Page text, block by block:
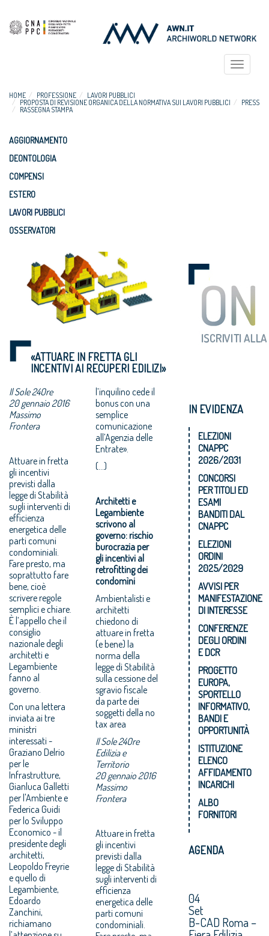
Toggle
HOME PROFESSIONE
LAVORI PUBBLICI
PROPOSTA DI REVISIONE ORGANICA DELLA NORMATIVA SUI LAVORI PUBBLICI
PRESS
RASSEGNA STAMPA
AGGIORNAMENTO
DEONTOLOGIA
COMPENSI
ESTERO
LAVORI PUBBLICI
OSSERVATORI
«ATTUARE IN FRETTA GLI
INCENTIVI AI RECUPERI EDILIZI»
Il Sole 24Ore
20 gennaio 2016
Massimo
Frontera
Attuare in fretta
gli incentivi
previsti dalla
legge di Stabilità
sugli interventi di
efficienza
energetica delle
parti comuni
condominiali.
Fare presto, ma
soprattutto fare
bene, cioè
scrivere regole
semplici e chiare.
È l’appello che il
consiglio
nazionale degli
architetti e
Legambiente
fanno al
governo.
Con una lettera
inviata ai tre
ministri
interessati -
Graziano Delrio
per le
Infrastrutture,
Gianluca Galletti
per l'Ambiente e
Federica Guidi
per lo Sviluppo
Economico - il
presidente degli
architetti,
Leopoldo Freyrie
e quello di
Legambiente,
Edoardo
Zanchini,
richiamano
l’inquilino cede il
bonus con una
semplice
comunicazione
all’Agenzia delle
Entrate».
(...)
Architetti e
Legambiente
scrivono al
governo: rischio
burocrazia per
gli incentivi al
retrofitting dei
condomìni
Ambientalisti e
architetti
chiedono di
attuare in fretta
(e bene) la
norma della
legge di Stabilità
sulla cessione del
sgravio fiscale
da parte dei
soggetti della no
tax area
Il Sole 24Ore
Edilizia e
Territorio
20 gennaio 2016
Massimo
Frontera
Attuare in fretta
gli incentivi
previsti dalla
legge di Stabilità
sugli interventi di
efficienza
energetica delle
parti comuni
condominiali.
IN EVIDENZA
ELEZIONI
CNAPPC
2026/2031
CONCORSI
PER TITOLI ED
ESAMI
BANDITI DAL
CNAPPC
ELEZIONI
ORDINI
2025/2029
AVVISI PER
MANIFESTAZIONE
DI INTERESSE
CONFERENZE
DEGLI ORDINI
E DCR
PROGETTO
EUROPA,
SPORTELLO
INFORMATIVO,
BANDI E
OPPORTUNITÀ
ISTITUZIONE
ELENCO
AFFIDAMENTO
INCARICHI
ALBO
FORNITORI
AGENDA
04
Set
B-CAD Roma –